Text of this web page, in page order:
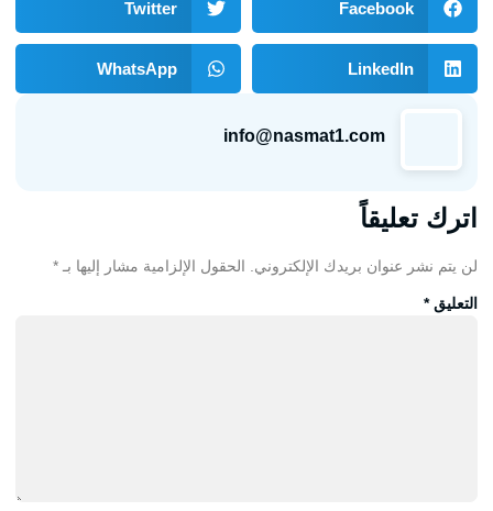
Facebook
Twitter
LinkedIn
WhatsApp
info@nasmat1.com
اترك تعليقاً
لن يتم نشر عنوان بريدك الإلكتروني. الحقول الإلزامية مشار إليها بـ *
التعليق*